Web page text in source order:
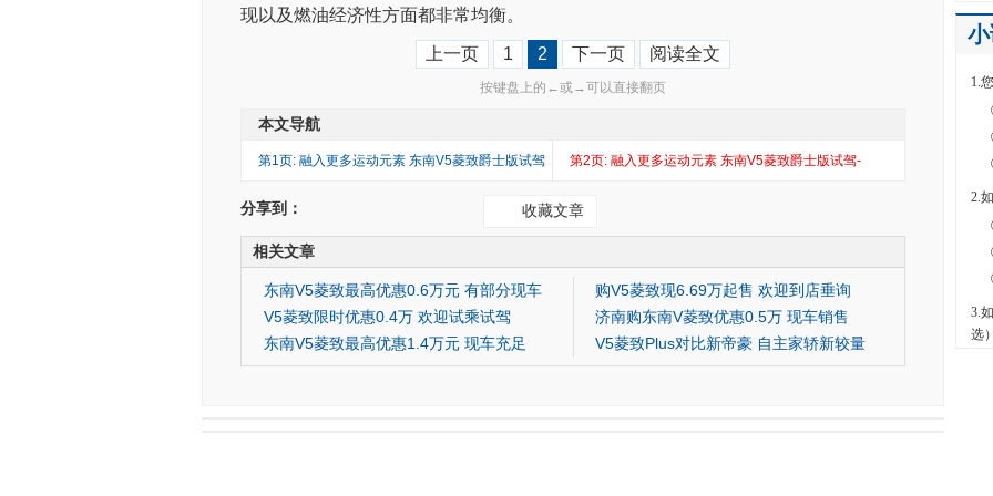
现以及燃油经济性方面都非常均衡。
上一页 1 2 下一页 阅读全文
按键盘上的←或→可以直接翻页
本文导航
第1页: 融入更多运动元素 东南V5菱致爵士版试驾
第2页: 融入更多运动元素 东南V5菱致爵士版试驾-
分享到： 收藏文章
相关文章
东南V5菱致最高优惠0.6万元 有部分现车
购V5菱致现6.69万起售 欢迎到店垂询
V5菱致限时优惠0.4万 欢迎试乘试驾
济南购东南V菱致优惠0.5万 现车销售
东南V5菱致最高优惠1.4万元 现车充足
V5菱致Plus对比新帝豪 自主家轿新较量